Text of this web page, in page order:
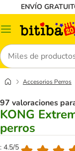
ENVÍO
Menú
Buscar
Accesorios Perros
97 valoraciones
KONG
perros
: 4.5/5